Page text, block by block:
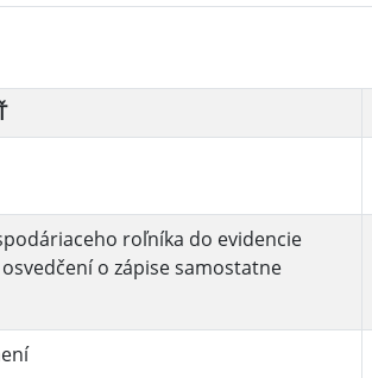
roľníka do evidencie
o zápise samostatne